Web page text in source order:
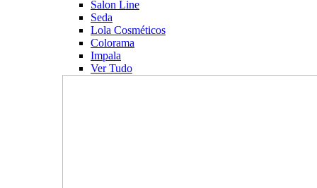
Salon Line
Seda
Lola Cosméticos
Colorama
Impala
Ver Tudo